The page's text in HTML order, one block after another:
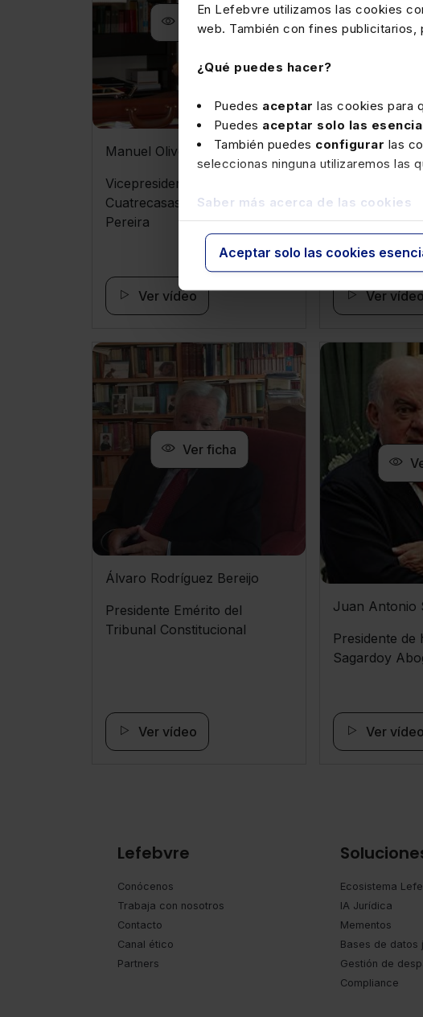
En Lefebvre utilizamos las cookies
web. También con fines
¿Qué puedes hacer?
Puedes aceptar las cookies para
Puedes aceptar solo las
También puedes configurar las
seleccionas ninguna utilizaremos las
Saber más acerca de las cookies
Aceptar solo las cookies
Ver ficha
Manuel Olivencia
Vicepresidente de honor de
Cuatrecasas Gonçalves
Pereira
Ver vídeo
Victoria Ortega
General de la
Ver
Ver ficha
Álvaro Rodríguez Bereijo
Presidente Emérito del
Tribunal Constitucional
Ver vídeo
Juan Antonio
Presidente de
Sagardoy
Ver vídeo
Lefebvre
Conócenos
Trabaja con nosotros
Contacto
Canal ético
Partners
Ecosistema
IA Jurídica
Mementos
Bases de datos
Gestión de
Compliance